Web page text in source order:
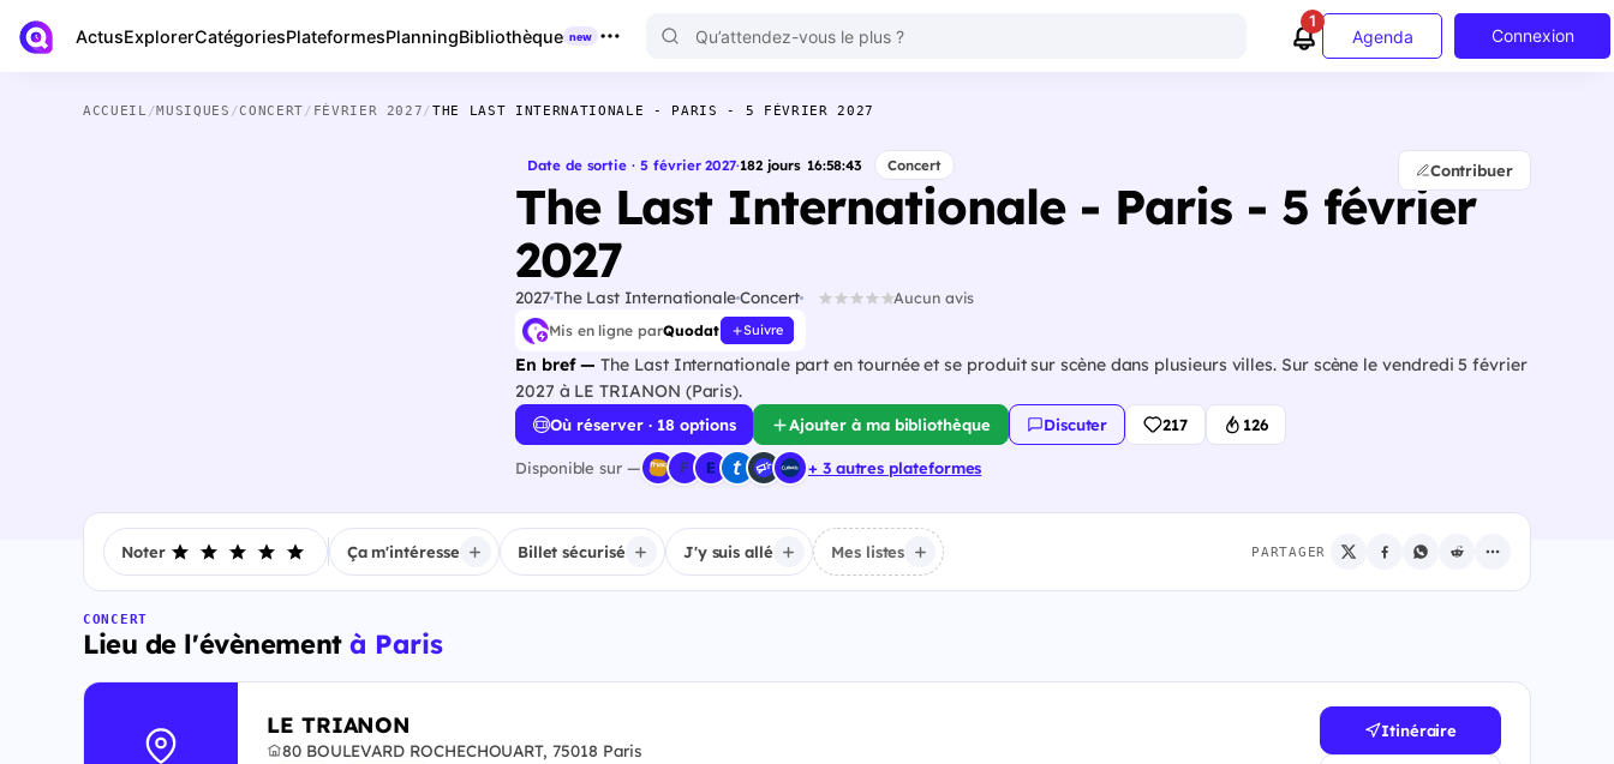
ActusExplorerCatégoriesPlateformesPlanningBibliothèque new
1
Agenda Connexion
ACCUEIL /MUSIQUES /CONCERT/ FÉVRIER 2027/THE LAST INTERNATIONALE - PARIS - 5 FÉVRIER 2027
Date de sortie · 5 février 2027·182jours 16:58:42 Concert
The Last Internationale - Paris - 5 février
2027
2027The Last InternationaleConcert Aucun avis
Mis en ligne parQuodat Suivre
En bref — The Last Internationale part en tournée et se produit sur scène dans plusieurs villes. Sur scène le vendredi 5 février
2027 à LE TRIANON (Paris).
Contribuer
Où réserver · 18 options Ajouter à ma bibliothèque Discuter 217 126
Disponible sur — + 3 autres plateformes
Noter Ça m'intéresse Billet sécurisé J'y suis allé Mes listes PARTAGER
CONCERT
Lieu de l'évènementà Paris
LE TRIANON
80 BOULEVARD ROCHECHOUART, 75018 Paris
Itinéraire